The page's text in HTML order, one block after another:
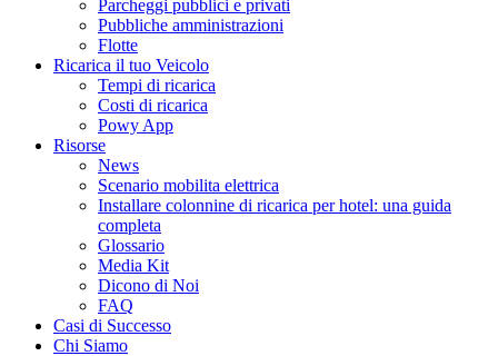
Parcheggi pubblici e privati
Pubbliche amministrazioni
Flotte
Ricarica il tuo Veicolo
Tempi di ricarica
Costi di ricarica
Powy App
Risorse
News
Scenario mobilita elettrica
Installare colonnine di ricarica per hotel: una guida
completa
Glossario
Media Kit
Dicono di Noi
FAQ
Casi di Successo
Chi Siamo